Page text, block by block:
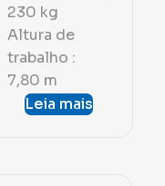
230 kg
Altura de
trabalho :
7,80 m
Leia mais